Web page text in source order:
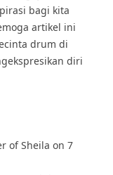
bagi kita
artikel ini
drum di
diri
of Sheila on 7